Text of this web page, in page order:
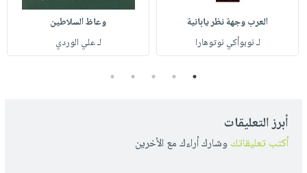
العرب وجهة نظر يابانية
لـ نوبوأكي نوتوهارا
وعاظ السلاطين
لـ علي الوردي
1
2
3
4
5
أبرز التعليقات
أكتب تعليقاتك وشارك أراءك مع الأخرين